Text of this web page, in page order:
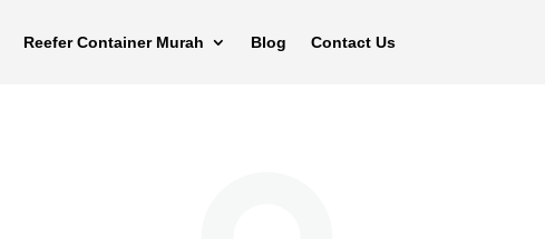
Reefer Container Murah Blog Contact Us